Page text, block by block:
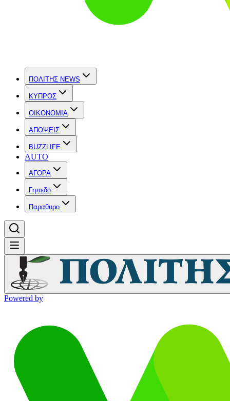
ΠΟΛΙΤΗΣ NEWS
ΚΥΠΡΟΣ
OIKONOMIA
ΑΠΟΨΕΙΣ
BUZZLIFE
AUTO
ΑΓΟΡΑ
Γηπεδο
Παραθυρο
Powered by